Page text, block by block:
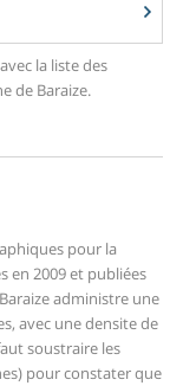
la liste des
de Baraize.
pour la
en 2009 et publiées
administre une
avec une densite de
soustraire les
pour constater que